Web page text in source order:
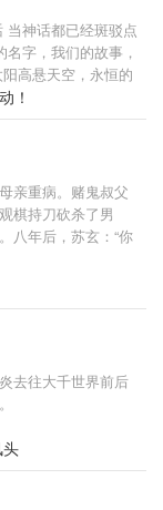
当神话都已经斑驳点
字，我们的故事，
高悬天空，永恒的
经有这样的一群
像擎天之柱，从没
，他们脚踏龙蛇，
们是我们的先祖，
走在大地时自称为
！
亲重病。赌鬼叔父
棋持刀砍杀了男
八年后，苏玄：“你
年不解。“去
“爱哪去哪去，老子
心怀鸿鹄之志的少
去往大千世界前后